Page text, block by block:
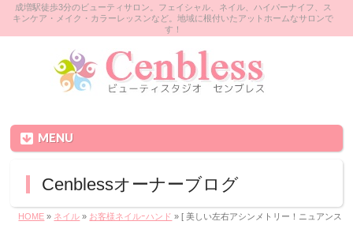
成増駅徒歩3分のビューティサロン。フェイシャル、ネイル、ハイパーナイフ、ス
キンケア・メイク・カラーレッスンなど。地域に根付いたアットホームなサロンで
す！
MENU
Cenblessオーナーブログ
HOME » ネイル » お客様ネイルｰハンド » [ 美しい左右アシンメトリー！ニュアンス